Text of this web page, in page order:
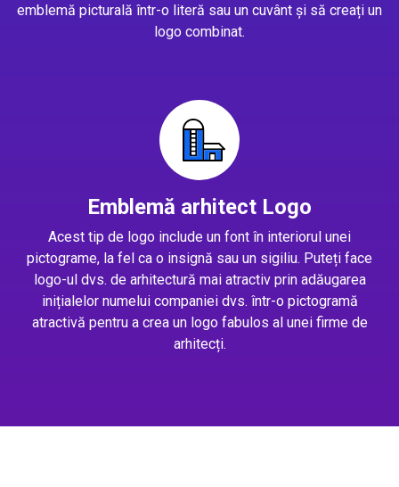
emblemă picturală într-o literă sau un cuvânt și să creați un
logo combinat.
Emblemă arhitect Logo
Acest tip de logo include un font în interiorul unei
pictograme, la fel ca o insignă sau un sigiliu. Puteți face
logo-ul dvs. de arhitectură mai atractiv prin adăugarea
inițialelor numelui companiei dvs. într-o pictogramă
atractivă pentru a crea un logo fabulos al unei firme de
arhitecți.